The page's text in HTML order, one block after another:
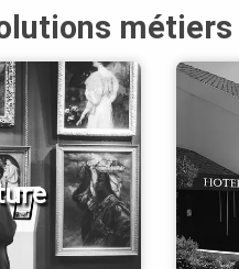
métiers